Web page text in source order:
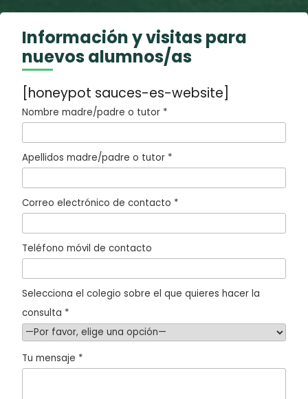
Información y visitas para
nuevos alumnos/as
[honeypot sauces-es-website]
Nombre madre/padre o tutor *
Apellidos madre/padre o tutor *
Correo electrónico de contacto *
Teléfono móvil de contacto
Selecciona el colegio sobre el que quieres hacer la
consulta *
Tu mensaje *